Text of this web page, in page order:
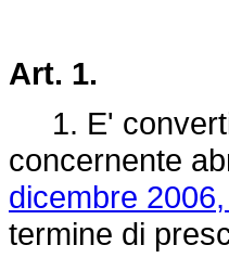
Art. 1.
1. E'
concernente
dicembre
termine di